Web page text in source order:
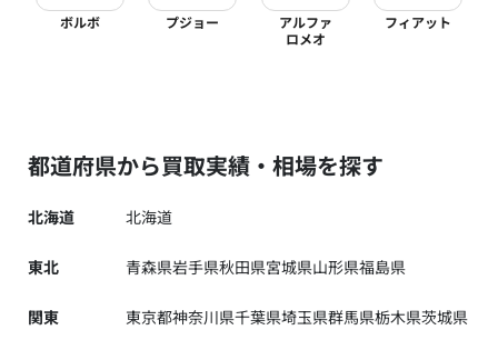
ボルボ プジョー
アルファ
ロメオ
フィアット
都道府県から買取実績・相場を探す
北海道 北海道
東北 青森県岩手県秋田県宮城県山形県福島県
関東 東京都神奈川県千葉県埼玉県群馬県栃木県茨城県